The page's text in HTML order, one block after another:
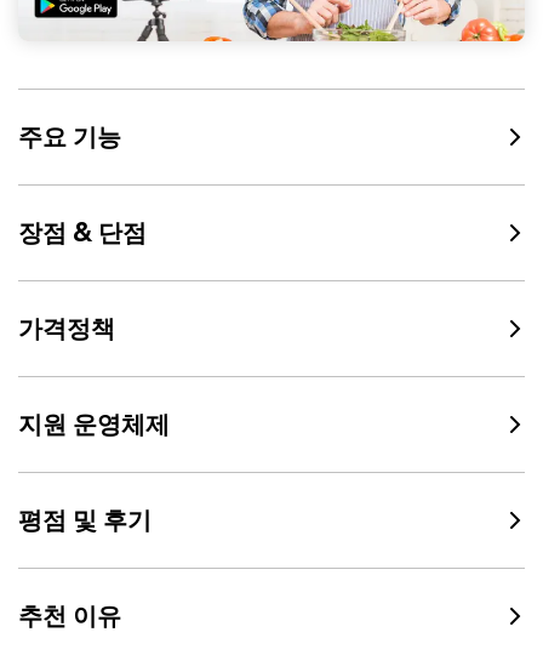
주요 기능
장점 & 단점
가격정책
지원 운영체제
평점 및 후기
추천 이유